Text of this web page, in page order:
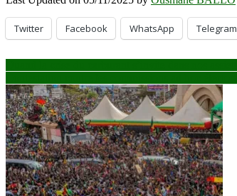
Twitter Facebook WhatsApp Telegram
Navigation
de
l’article